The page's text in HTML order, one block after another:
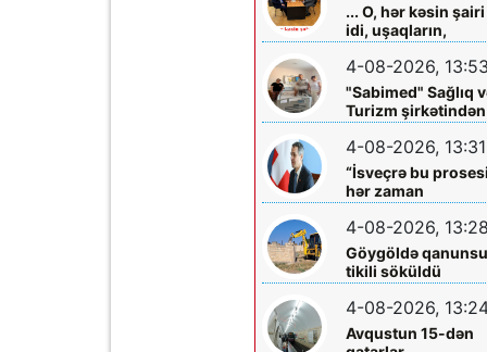
... O, hər kəsin şairi
idi, uşaqların,
gənclərin,
böyüklərin qəlbinə
yol tapan incə
söz sərrafı idi...
4-08-2026, 13:53
"Sabimed" Sağlıq
Turizm şirkətindən
növbəti xeyirxah
addım – Türkiyədə
müalicə alan
körpəyə hərtərəfli
dəstək
4-08-2026, 13:31
“İsveçrə bu prosesi
hər zaman
dəstəkləməyə
hazırdır”
4-08-2026, 13:28
Göygöldə
tikili söküldü
4-08-2026,
Avqustun 15-dən